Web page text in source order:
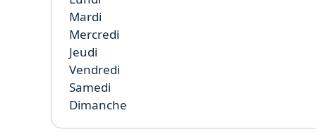
Mardi
Mercredi
Jeudi
Vendredi
Samedi
Dimanche